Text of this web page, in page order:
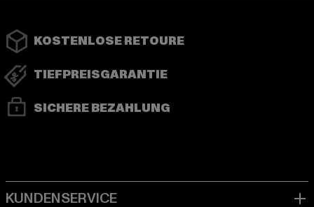
KOSTENLOSE RETOURE
TIEFPREISGARANTIE
SICHERE BEZAHLUNG